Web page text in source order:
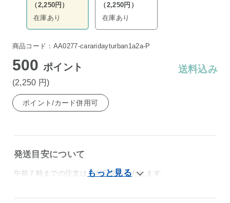
（2,250円）
在庫あり
（2,250円）
在庫あり
商品コード：AA0277-cararidayturban1a2a-P
500 ポイント
(2,250 円)
送料込み
ポイント/カード併用可
発送目安について
午前７時までの注文は、当日発送いたします。